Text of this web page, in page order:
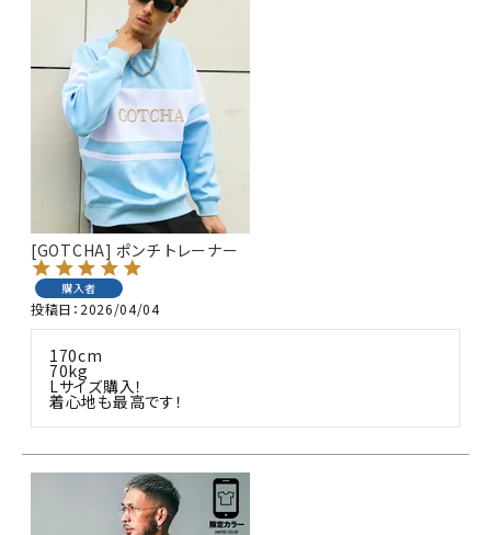
[GOTCHA] ポンチ トレーナー
購入者
投稿日 2026/04/04
170cm
70kg
Lサイズ購入！
着心地も最高です！